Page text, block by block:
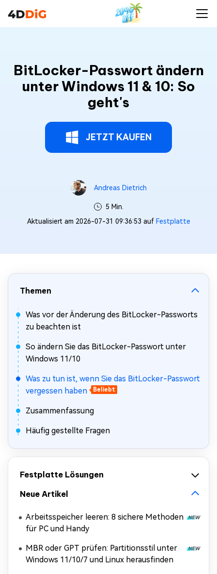
BitLocker-Passwort ändern
unter Windows 11 & 10: So
geht's
JETZT KAUFEN
Andreas Dietrich
5 Min.
Aktualisiert am 2026-07-31 09:36:53 auf Festplatte
Themen
Was vor der Änderung des BitLocker-Passworts
zu beachten ist
So ändern Sie das BitLocker-Passwort unter
Windows 11/10
Was zu tun ist, wenn Sie das BitLocker-Passwort
vergessen haben
Beliebt
Zusammenfassung
Häufig gestellte Fragen
Festplatte Lösungen
Neue Artikel
Arbeitsspeicher leeren: 8 sichere Methoden
für PC und Handy
MBR oder GPT prüfen: Partitionsstil unter
Windows 11/10/7 und Linux herausfinden